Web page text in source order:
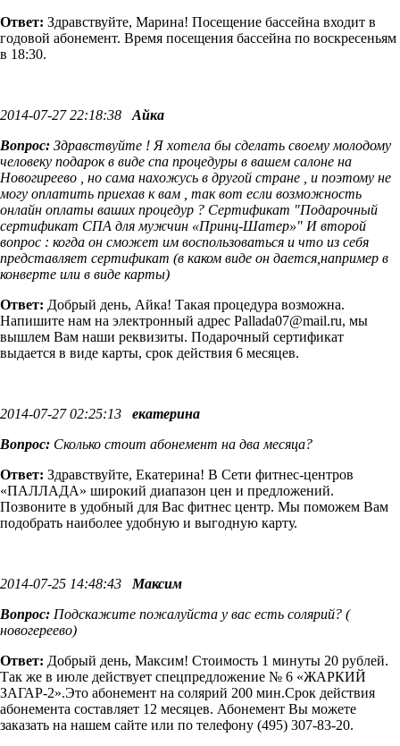
Ответ: Здравствуйте, Марина! Посещение бассейна входит в
годовой абонемент. Время посещения бассейна по воскресеньям
в 18:30.
2014-07-27 22:18:38 Айка
Вопрос: Здравствуйте ! Я хотела бы сделать своему молодому
человеку подарок в виде спа процедуры в вашем салоне на
Новогиреево , но сама нахожусь в другой стране , и поэтому не
могу оплатить приехав к вам , так вот если возможность
онлайн оплаты ваших процедур ? Сертификат "Подарочный
сертификат СПА для мужчин «Принц-Шатер»" И второй
вопрос : когда он сможет им воспользоваться и что из себя
представляет сертификат (в каком виде он дается,например в
конверте или в виде карты)
Ответ: Добрый день, Айка! Такая процедура возможна.
Напишите нам на электронный адрес Pallada07@mail.ru, мы
вышлем Вам наши реквизиты. Подарочный сертификат
выдается в виде карты, срок действия 6 месяцев.
2014-07-27 02:25:13 екатерина
Вопрос: Сколько стоит абонемент на два месяца?
Ответ: Здравствуйте, Екатерина! В Сети фитнес-центров
«ПАЛЛАДА» широкий диапазон цен и предложений.
Позвоните в удобный для Вас фитнес центр. Мы поможем Вам
подобрать наиболее удобную и выгодную карту.
2014-07-25 14:48:43 Максим
Вопрос: Подскажите пожалуйста у вас есть солярий? (
новогереево)
Ответ: Добрый день, Максим! Стоимость 1 минуты 20 рублей.
Так же в июле действует спецпредложение № 6 «ЖАРКИЙ
ЗАГАР-2».Это абонемент на солярий 200 мин.Срок действия
абонемента составляет 12 месяцев. Абонемент Вы можете
заказать на нашем сайте или по телефону (495) 307-83-20.